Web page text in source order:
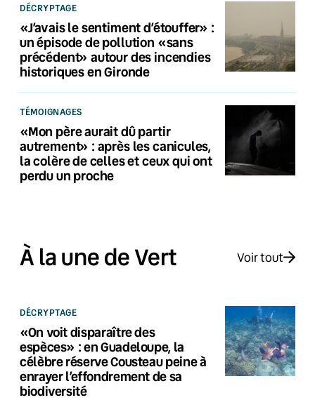
DÉCRYPTAGE
«J’avais le sentiment d’étouffer» :
un épisode de pollution «sans
précédent» autour des incendies
historiques en Gironde
TÉMOIGNAGES
«Mon père aurait dû partir
autrement» : après les canicules,
la colère de celles et ceux qui ont
perdu un proche
À la une de Vert Voir tout
DÉCRYPTAGE
«On voit disparaître des
espèces» : en Guadeloupe, la
célèbre réserve Cousteau peine à
enrayer l’effondrement de sa
biodiversité